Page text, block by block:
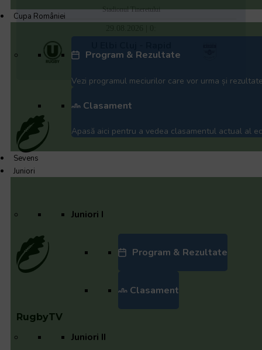
Cupa României
Program & Rezultate
Vezi programul meciurilor care vor urma și
Clasament
Apasă aici pentru a vedea clasamentul actual al
Sevens
Juniori
Juniori I
Program & Rezultate
Clasament
Juniori II
Stadionul Tineretului
-
RugbyTV